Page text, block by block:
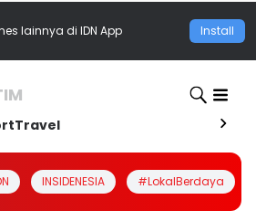
lainnya di IDN App Install
Travel
INSIDENESIA #LokalBerdaya